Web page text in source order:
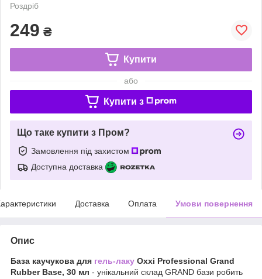
Роздріб
249 ₴
Купити
або
Купити з
Що таке купити з Пром?
Замовлення під захистом
Доступна доставка
Доставка Оплата Умови повернення
Опис
База каучукова для гель-лаку Oxxi Professional Grand
Rubber Base, 30 мл - унікальний склад GRAND бази робить